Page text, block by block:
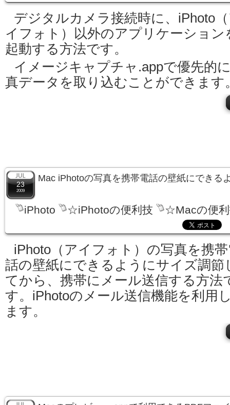
デジタルカメラ接続時に、iPhoto
イフォト）以外のアプリケーション
起動する方法です。
イメージキャプチャ.appで優先的
真データを取り込むことができます
23
2009
Mac iPhotoの写真を携帯電話の壁紙にできる
iPhoto ☆iPhotoの便利技 ☆Macの便
iPhoto（アイフォト）の写真を携
話の壁紙にできるようにサイズ調節
てから、携帯にメール送信する方法
す。iPhotoのメール送信機能を利用
ます。